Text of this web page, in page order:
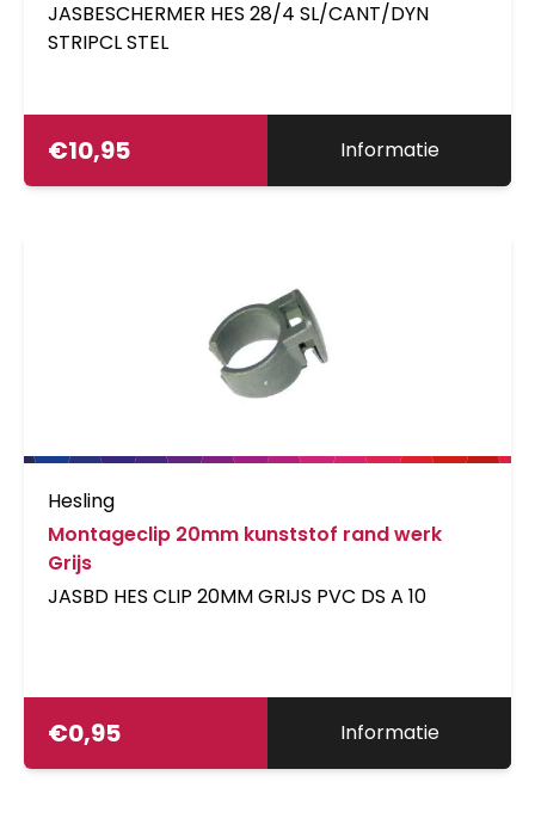
JASBESCHERMER HES 28/4 SL/CANT/DYN
STRIPCL STEL
€10,95 Informatie
Hesling
Montageclip 20mm kunststof rand werk
Grijs
JASBD HES CLIP 20MM GRIJS PVC DS A 10
€0,95 Informatie